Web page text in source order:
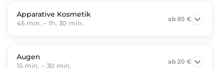
Apparative Kosmetik
45 min. – 1h. 30 min.
ab85 €
Augen
15 min. – 30 min.
ab20 €